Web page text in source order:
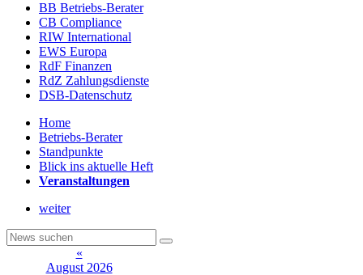
BB Betriebs-Berater
CB Compliance
RIW International
EWS Europa
RdF Finanzen
RdZ Zahlungsdienste
DSB-Datenschutz
Home
Betriebs-Berater
Standpunkte
Blick ins aktuelle Heft
Veranstaltungen
weiter
«
August 2026